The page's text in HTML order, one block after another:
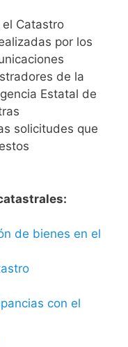
Catastro
por los
de la
Estatal de
solicitudes que
de bienes en el
con el